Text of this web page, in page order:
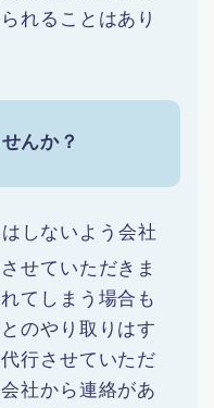
れることはあり
んか？
しないよう会社
せていただきま
てしまう場合も
のやり取りはす
行させていただ
社から連絡があ